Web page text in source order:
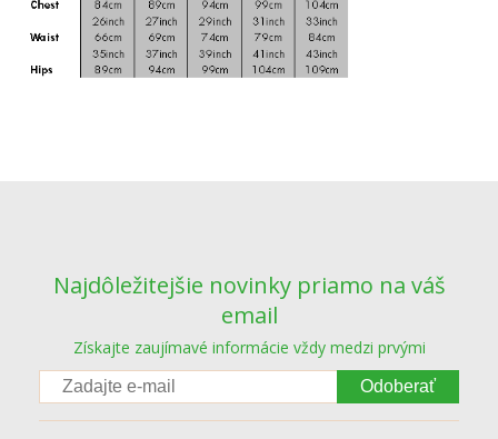
Najdôležitejšie novinky priamo na váš
email
Získajte zaujímavé informácie vždy medzi prvými
Odoberať